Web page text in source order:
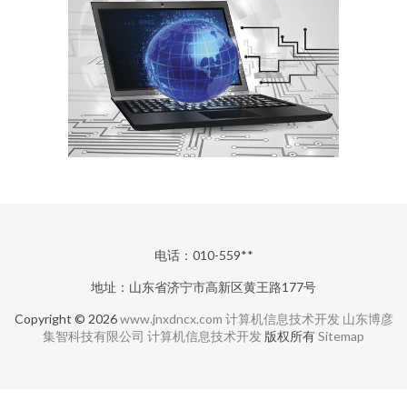
电话：010-559**
地址：山东省济宁市高新区黄王路177号
Copyright © 2026www.jnxdncx.com 计算机信息技术开发 山东博彦
集智科技有限公司 计算机信息技术开发 版权所有Sitemap